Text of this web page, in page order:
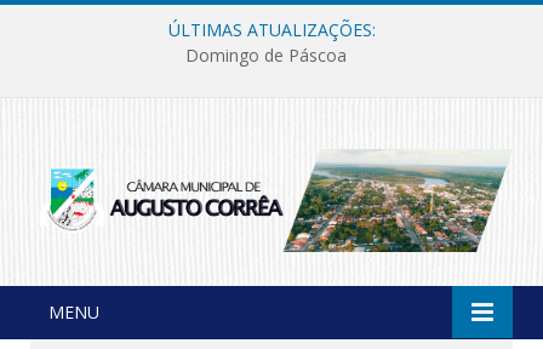
ÚLTIMAS ATUALIZAÇÕES:
Domingo de Páscoa
MENU